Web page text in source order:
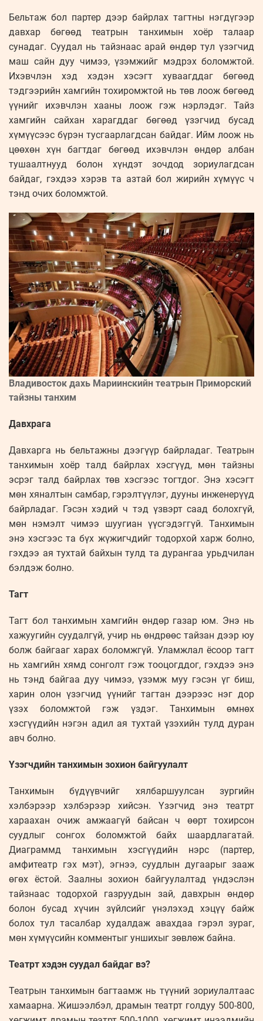
Бельтаж бол партер дээр байрлах тагтны нэгдүгээр
давхар бөгөөд театрын танхимын хоёр талаар
сунадаг. Суудал нь тайзнаас арай өндөр тул үзэгчид
маш сайн дуу чимээ, үзэмжийг мэдрэх боломжтой.
Ихэвчлэн хэд хэдэн хэсэгт хуваагддаг бөгөөд
тэдгээрийн хамгийн тохиромжтой нь төв лоож бөгөөд
үүнийг ихэвчлэн хааны лоож гэж нэрлэдэг. Тайз
хамгийн сайхан харагддаг бөгөөд үзэгчид бусад
хүмүүсээс бүрэн тусгаарлагдсан байдаг. Ийм лоож нь
цөөхөн хүн багтдаг бөгөөд ихэвчлэн өндөр албан
тушаалтнууд болон хүндэт зочдод зориулагдсан
байдаг, гэхдээ хэрэв та азтай бол жирийн хүмүүс ч
тэнд очих боломжтой.
Владивосток дахь Мариинскийн театрын Приморский
тайзны танхим
Давхрага
Давхарга нь бельтажны дээгүүр байрладаг. Театрын
танхимын хоёр талд байрлах хэсгүүд, мөн тайзны
эсрэг талд байрлах төв хэсгээс тогтдог. Энэ хэсэгт
мөн хяналтын самбар, гэрэлтүүлэг, дууны инженерүүд
байрладаг. Гэсэн хэдий ч тэд үзвэрт саад болохгүй,
мөн нэмэлт чимээ шуугиан үүсгэдэггүй. Танхимын
энэ хэсгээс та бүх жүжигчдийг тодорхой харж болно,
гэхдээ ая тухтай байхын тулд та дурангаа урьдчилан
бэлдэж болно.
Тагт
Тагт бол танхимын хамгийн өндөр газар юм. Энэ нь
хажуугийн суудалгүй, учир нь өндрөөс тайзан дээр юу
болж байгааг харах боломжгүй. Уламжлал ёсоор тагт
нь хамгийн хямд сонголт гэж тооцогддог, гэхдээ энэ
нь тэнд байгаа дуу чимээ, үзэмж муу гэсэн үг биш,
харин олон үзэгчид үүнийг тагтан дээрээс нэг дор
үзэх боломжтой гэж үздэг. Танхимын өмнөх
хэсгүүдийн нэгэн адил ая тухтай үзэхийн тулд дуран
авч болно.
Үзэгчдийн танхимын зохион байгуулалт
Танхимын бүдүүвчийг хялбаршуулсан зургийн
хэлбэрээр хэлбэрээр хийсэн. Үзэгчид энэ театрт
хараахан очиж амжаагүй байсан ч өөрт тохирсон
суудлыг сонгох боломжтой байх шаардлагатай.
Диаграммд танхимын хэсгүүдийн нэрс (партер,
амфитеатр гэх мэт), эгнээ, суудлын дугаарыг зааж
өгөх ёстой. Заалны зохион байгуулалтад үндэслэн
тайзнаас тодорхой газруудын зай, давхрын өндөр
болон бусад хүчин зүйлсийг үнэлэхэд хэцүү байж
болох тул тасалбар худалдаж авахдаа гэрэл зураг,
мөн хүмүүсийн комментыг уншихыг зөвлөж байна.
Театрт хэдэн суудал байдаг вэ?
Театрын танхимын багтаамж нь түүний зориулалтаас
хамаарна. Жишээлбэл, драмын театрт голдуу 500-800,